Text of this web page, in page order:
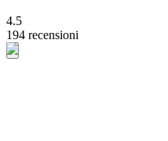
4.5
194 recensioni